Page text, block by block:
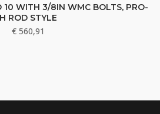
10 WITH 3/8IN WMC BOLTS, PRO-
H ROD STYLE
€ 560,91